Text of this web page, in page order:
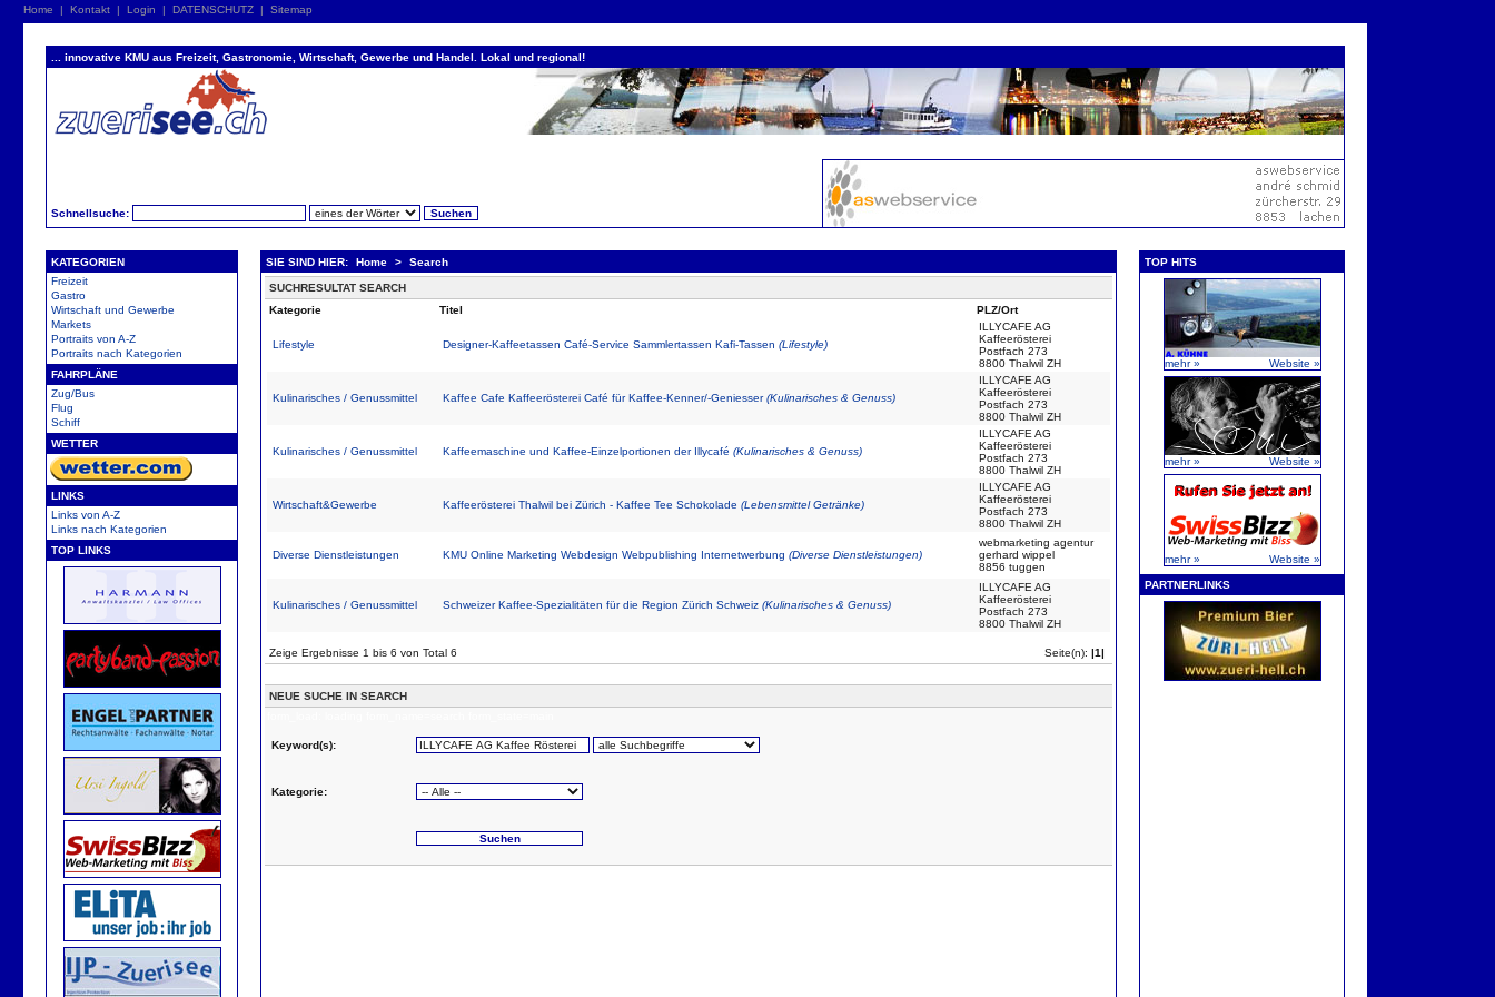
Home | Kontakt | Login | DATENSCHUTZ | Sitemap
... innovative KMU aus Freizeit, Gastronomie, Wirtschaft, Gewerbe und Handel. Lokal und regional!
Schnellsuche:
KATEGORIEN
Freizeit
Gastro
Wirtschaft und Gewerbe
Markets
Portraits von A-Z
Portraits nach Kategorien
FAHRPLÄNE
Zug/Bus
Flug
Schiff
WETTER
LINKS
Links von A-Z
Links nach Kategorien
TOP LINKS
SIE SIND HIER: Home > Search
SUCHRESULTAT SEARCH
Kategorie
Titel PLZ/Ort
Lifestyle Designer-Kaffeetassen Café-Service Sammlertassen Kafi-Tassen (Lifestyle)
ILLYCAFE AG
Kaffeerösterei
Postfach 273
8800 Thalwil ZH
Kulinarisches / Genussmittel Kaffee Cafe Kaffeerösterei Café für Kaffee-Kenner/-Geniesser(Kulinarisches & Genuss)
ILLYCAFE AG
Kaffeerösterei
Postfach 273
8800 Thalwil ZH
Kulinarisches / Genussmittel Kaffeemaschine und Kaffee-Einzelportionen der Illycafé (Kulinarisches & Genuss)
ILLYCAFE AG
Kaffeerösterei
Postfach 273
8800 Thalwil ZH
Wirtschaft&Gewerbe Kaffeerösterei Thalwil bei Zürich - Kaffee Tee Schokolade (Lebensmittel Getränke)
ILLYCAFE AG
Kaffeerösterei
Postfach 273
8800 Thalwil ZH
Diverse Dienstleistungen KMU Online Marketing Webdesign Webpublishing Internetwerbung (Diverse Dienstleistungen)
webmarketing agentur
gerhard wippel
8856 tuggen
Kulinarisches / Genussmittel Schweizer Kaffee-Spezialitäten für die Region Zürich Schweiz (Kulinarisches & Genuss)
ILLYCAFE AG
Kaffeerösterei
Postfach 273
8800 Thalwil ZH
Zeige Ergebnisse 1 bis 6 von Total 6 Seite(n): |1|
NEUE SUCHE IN SEARCH
Keyword(s):
Kategorie:
TOP HITS
mehr » Website »
mehr » Website »
mehr » Website »
PARTNERLINKS